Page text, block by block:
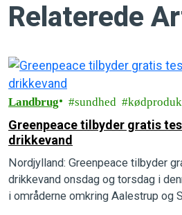
Relaterede
Landbrug sundhed
Greenpeace tilbyder gratis
drikkevand
Nordjylland: Greenpeace tilbyder
drikkevand onsdag og torsdag i
i områderne omkring Aalestrup og